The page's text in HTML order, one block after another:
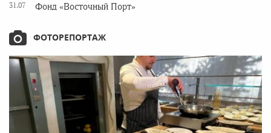
31.07
Фонд «Восточный Порт»
ФОТОРЕПОРТАЖ